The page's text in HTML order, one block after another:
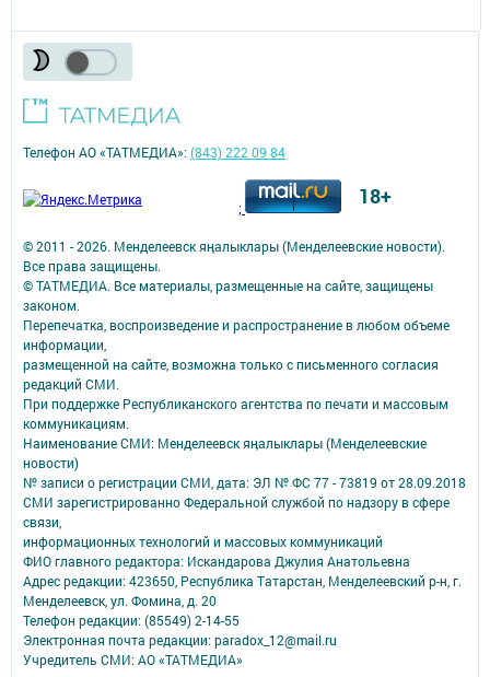
© 2011 - 2026. Менделеевск яӊалыклары (Менделеевские новости).
Все права защищены.
© ТАТМЕДИА. Все материалы, размещенные на сайте, защищены
законом.
Перепечатка, воспроизведение и распространение в любом объеме
информации,
размещенной на сайте, возможна только с письменного согласия
редакций СМИ.
При поддержке Республиканского агентства по печати и массовым
коммуникациям.
Наименование СМИ: Менделеевск яӊалыклары (Менделеевские
новости)
№ записи о регистрации СМИ, дата: ЭЛ № ФС 77 - 73819 от 28.09.2018
СМИ зарегистрированно Федеральной службой по надзору в сфере
связи,
информационных технологий и массовых коммуникаций
ФИО главного редактора: Искандарова Джулия Анатольевна
Адрес редакции: 423650, Республика Татарстан, Менделеевский р-н, г.
Менделеевск, ул. Фомина, д. 20
Телефон редакции: (85549) 2-14-55
Электронная почта редакции: paradox_12@mail.ru
Учредитель СМИ: АО «ТАТМЕДИА»
Телефон АО «ТАТМЕДИА»:(843) 222 09 84
; 18+